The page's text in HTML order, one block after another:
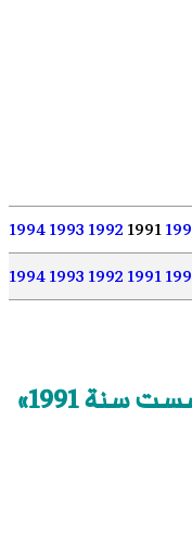
1994199319921991
1994199319921991
سنة 1991»